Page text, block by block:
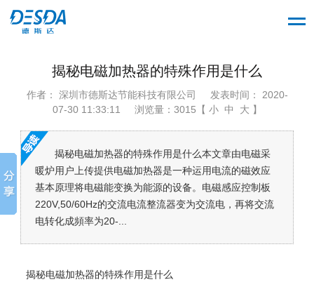
揭秘电磁加热器的特殊作用是什么
作者： 深圳市德斯达节能科技有限公司
发表时间： 2020-
07-30 11:33:11
浏览量：3015【 小 中 大 】
揭秘电磁加热器的特殊作用是什么本文章由电磁采
暖炉用户上传提供电磁加热器是一种运用电流的磁效应
基本原理将电磁能变换为能源的设备。电磁感应控制板
220V,50/60Hz的交流电流整流器变为交流电，再将交流
电转化成頻率为20-...
揭秘电磁加热器的特殊作用是什么